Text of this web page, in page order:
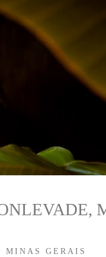
MINAS GERAIS